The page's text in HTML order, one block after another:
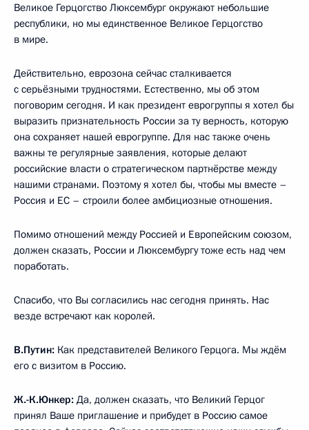
Великое Герцогство Люксембург окружают небольшие
республики, но мы единственное Великое Герцогство
в мире.
Действительно, еврозона сейчас сталкивается
с серьёзными трудностями. Естественно, мы об этом
поговорим сегодня. И как президент еврогруппы я хотел бы
выразить признательность России за ту верность, которую
она сохраняет нашей еврогруппе. Для нас также очень
важны те регулярные заявления, которые делают
российские власти о стратегическом партнёрстве между
нашими странами. Поэтому я хотел бы, чтобы мы вместе –
Россия и ЕС – строили более амбициозные отношения.
Помимо отношений между Россией и Европейским союзом,
должен сказать, России и Люксембургу тоже есть над чем
поработать.
Спасибо, что Вы согласились нас сегодня принять. Нас
везде встречают как королей.
В.Путин: Как представителей Великого Герцога. Мы ждём
его с визитом в Россию.
Ж.-К.Юнкер: Да, должен сказать, что Великий Герцог
принял Ваше приглашение и прибудет в Россию самое